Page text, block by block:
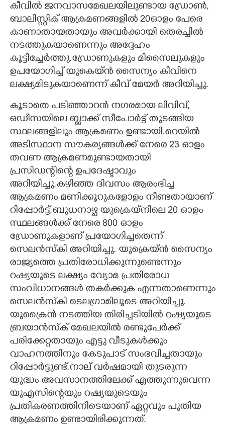
കീവിൽ ജനവാസമേഖലയിലുണ്ടായ ഡ്രോൺ,
ബാലിസ്റ്റിക് ആക്രമണങ്ങളിൽ 20ഓളം പേരെ
കാണാതായതായും അവർക്കായി തെരച്ചിൽ
നടത്തുകയാണെന്നും അദ്ദേഹം
കൂട്ടിച്ചേർത്തു.ഡ്രോണുകളും മിസൈലുകളും
ഉപയോ​ഗിച്ച് യുകെയ്ൻ സൈന്യം കീവിനെ
ലക്ഷ്യമിടുകയാണെന്ന് കീവ് മേയ‍ർ അറിയിച്ചു.
കൂടാതെ പടിഞ്ഞാറൻ ന​ഗരമായ ലിവിവ്,
ഒഡീസയിലെ ബ്ലാക്ക് സീപോ‍ർട്ട് തുടങ്ങിയ
സ്ഥലങ്ങളിലും ആക്രമണം ഉണ്ടായി.റെയിൽ
അടിസ്ഥാന സൗകര്യങ്ങൾക്ക് നേരെ 23 ഓളം
തവണ ആക്രമണമുണ്ടായതായി
പ്രസിഡന്റിന്റെ ഉപദേഷ്ടാവും
അറിയിച്ചു.കഴിഞ്ഞ ദിവസം ആരംഭിച്ച
ആക്രമണം മണിക്കൂറുകളോളം നീണ്ടതായാണ്
റിപ്പോർട്ട്.ബുധനാഴ്ച യുക്രെയ്നിലെ 20 ഓളം
സ്ഥലങ്ങൾക്ക് നേരെ 800 ഓളം
ഡ്രോണുകളാണ് പ്രയോ​ഗിച്ചതെന്ന്
സെലൻസ്കി അറിയിച്ചു. യുക്രെയ്ൻ സൈന്യം
രാജ്യത്തെ പ്രതിരോധിക്കുന്നുണ്ടെന്നും
റഷ്യയുടെ ലക്ഷ്യം വ്യോമ പ്രതിരോധ
സംവിധാനങ്ങൾ തക‍ർക്കുക എന്നതാണെന്നും
സെലൻസ്കി ടെല​ഗ്രാമിലൂടെ അറിയിച്ചു.
യുക്രൈൻ നടത്തിയ തിരിച്ചടിയിൽ റഷ്യയുടെ
ബ്രയാൻസ്ക് മേഖലയിൽ രണ്ടുപേർക്ക്
പരിക്കേറ്റതായും എട്ടു വീടുകൾക്കും
വാഹനത്തിനും കേടുപാട് സംഭവിച്ചതായും ​
റിപ്പോർട്ടുണ്ട്.നാല് വർഷമായി തുടരുന്ന
യുദ്ധം അവസാനത്തിലേക്ക് എത്തുന്നുവെന്ന
യുഎസിന്റെയും റഷ്യയുടെയും
പ്രതികരണത്തിനിടെയാണ് ഏറ്റവും പുതിയ
ആക്രമണം ഉണ്ടായിരിക്കുന്നത്.